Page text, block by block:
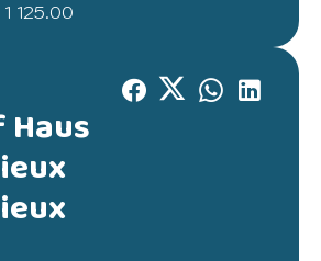
1 125.00